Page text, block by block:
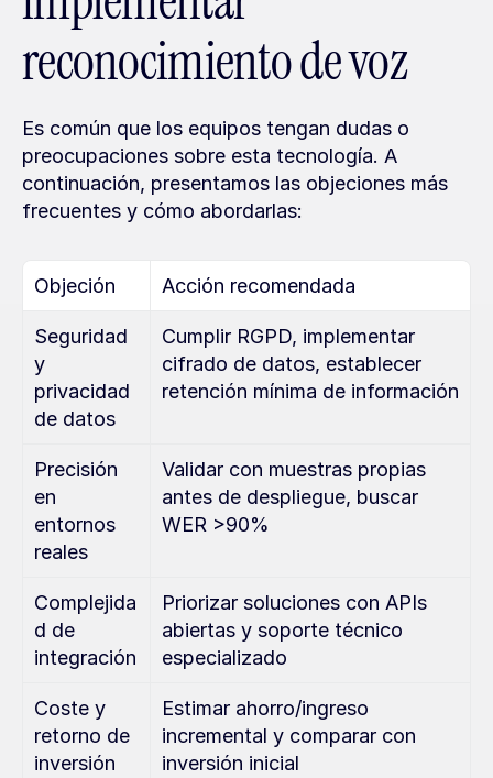
reconocimiento de voz
Es común que los equipos tengan dudas o
preocupaciones sobre esta tecnología. A
continuación, presentamos las objeciones más
frecuentes y cómo abordarlas:
Objeción Acción recomendada
Seguridad
y
privacidad
de datos
Cumplir RGPD, implementar
cifrado de datos, establecer
retención mínima de información
Precisión
en
entornos
reales
Validar con muestras propias
antes de despliegue, buscar
WER >90%
Complejida
d de
integración
Priorizar soluciones con APIs
abiertas y soporte técnico
especializado
Coste y
retorno de
inversión
Estimar ahorro/ingreso
incremental y comparar con
inversión inicial